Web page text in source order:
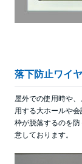
落下防止ワイ
屋外での使用時や
用する大ホールや
枠が脱落するのを
意しております。